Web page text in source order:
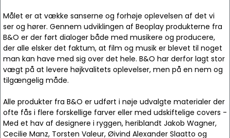
Målet er at vække sanserne og forhøje oplevelsen af det vi
ser og hører. Gennem udviklingen af Beoplay produkterne fra
B&O er der ført dialoger både med musikere og producere,
der alle elsker det faktum, at film og musik er blevet til noget
man kan have med sig over det hele. B&O har derfor lagt stor
vægt på at levere højkvalitets oplevelser, men på en nem og
tilgængelig måde.
Alle produkter fra B&O er udført i nøje udvalgte materialer der
ofte fås i flere forskellige farver eller med udskiftelige covers -
Med et hav af designere i ryggen, heriblandt Jakob Wagner,
Cecilie Manz, Torsten Valeur, Øivind Alexander Slaatto og